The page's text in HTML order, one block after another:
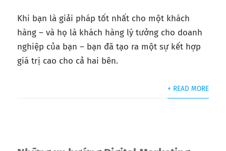
Khi bạn là giải pháp tốt nhất cho một khách
hàng – và họ là khách hàng lý tưởng cho doanh
nghiệp của bạn – bạn đã tạo ra một sự kết hợp
giá trị cao cho cả hai bên.
+ READ MORE